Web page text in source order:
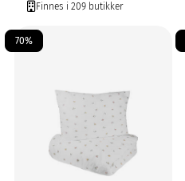
Finnes i 209 butikker
70%